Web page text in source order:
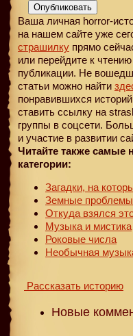
Опубликовать
Ваша личная horror-
на нашем сайте уже
страшилку прямо
или перейдите к чтению
публикации. Не
статьи можно найти
понравившихся
ставить ссылку на
группы в соцсети.
и участие в развитии
Читайте также самые
категории:
Загадки, на
Земные
Откуда взялся
Музыка и мистика
Роковые числа
Необычная
Рассказать историю
Новые